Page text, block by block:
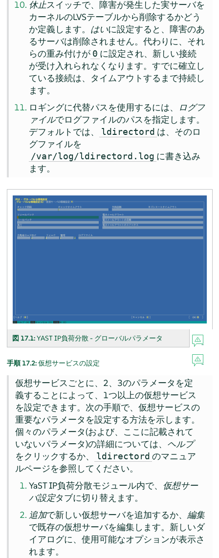
休止スイッチで、障害が発生した実サーバを
カーネルのLVSテーブルから削除するかどう
か定義します。 はいに設定すると、障害のあ
るサーバは削除されません。代わりに、それ
らの重み付けが 0 に設定され、新しい接続
が受け入れられなくなります。すでに確立し
ている接続は、タイムアウトするまで持続し
ます。
ロギングに代替パスを使用するには、
ログフ
ァイルでログファイルのパスを指定します。
デフォルトでは、
ldirectord は、そのロ
グファイルを
/var/log/ldirectord.log に書き込み
ます。
図 17.1:YAST IP負荷分散 - グローバルパラメータ
手順 17.2:仮想サービスの設定
仮想サービスごとに、2、3のパラメータを定
義することによって、1つ以上の仮想サービス
を設定できます。次の手順で、仮想サービスの
重要なパラメータを設定する方法を示します。
個々のパラメータ(および、ここに記載されて
いないパラメータ)の詳細については、 ヘルプ
をクリックするか、
ldirectord のマニュア
ルページを参照してください。
YaST IP負荷分散モジュール内で、 仮想サー
バ設定タブに切り替えます。
追加で新しい仮想サーバを追加するか、編集
で既存の仮想サーバを編集します。新しいダ
イアログに、使用可能なオプションが表示さ
れます。